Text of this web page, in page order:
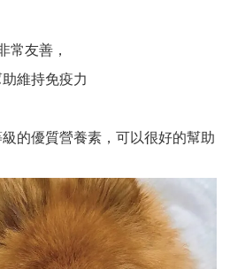
常友善，
維持免疫力
的優質營養素，可以很好的幫助